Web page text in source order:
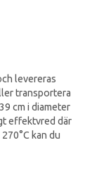
levereras
transportera
cm i diameter
effektvred där
kan du